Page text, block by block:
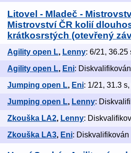
Litovel - Mladeč -
Mistrovství ČR kolií
krátkosrstých (otevřený
Agility open L, Lenny: 6/21, 36.25
Agility open L, Eni: Diskvalifikován
Jumping open L, Eni: 1/21, 31.3
Jumping open L, Lenny:
Zkouška LA2, Lenny:
Zkouška LA3, Eni: Diskvalifikován